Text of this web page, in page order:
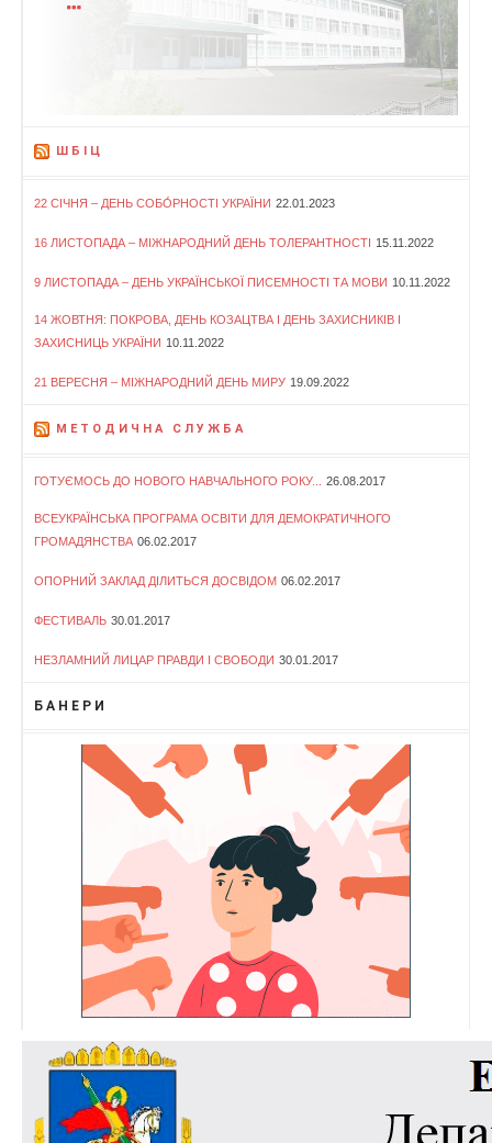
ШБІЦ
22 СІЧНЯ – ДЕНЬ СОБО́РНОСТІ УКРАЇНИ 22.01.2023
16 ЛИСТОПАДА – МІЖНАРОДНИЙ ДЕНЬ ТОЛЕРАНТНОСТІ 15.11.2022
9 ЛИСТОПАДА – ДЕНЬ УКРАЇНСЬКОЇ ПИСЕМНОСТІ ТА МОВИ 10.11.2022
14 ЖОВТНЯ: ПОКРОВА, ДЕНЬ КОЗАЦТВА І ДЕНЬ ЗАХИСНИКІВ І
ЗАХИСНИЦЬ УКРАЇНИ 10.11.2022
21 ВЕРЕСНЯ – МІЖНАРОДНИЙ ДЕНЬ МИРУ 19.09.2022
МЕТОДИЧНА СЛУЖБА
ГОТУЄМОСЬ ДО НОВОГО НАВЧАЛЬНОГО РОКУ... 26.08.2017
ВСЕУКРАЇНСЬКА ПРОГРАМА ОСВІТИ ДЛЯ ДЕМОКРАТИЧНОГО
ГРОМАДЯНСТВА 06.02.2017
ОПОРНИЙ ЗАКЛАД ДІЛИТЬСЯ ДОСВІДОМ 06.02.2017
ФЕСТИВАЛЬ 30.01.2017
НЕЗЛАМНИЙ ЛИЦАР ПРАВДИ І СВОБОДИ 30.01.2017
БАНЕРИ